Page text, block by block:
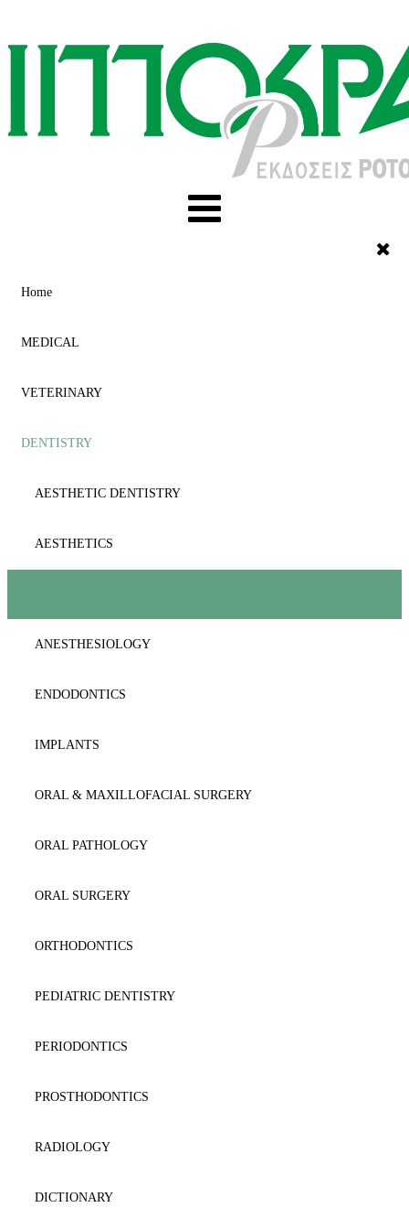
Home
MEDICAL
ACUPUNCTURE
AESTHETIC
ANAESTΗESIOLOGY
ANATOMY
BIOLOGY-GENETICS
BIOPATHOLOGY
CARDIOLOGY
CYTOLOGY-HISTOLOGY
DERMATOLOGY
DICTIONARY
DIET-DIABETES
ENDOCRINOLOGY
FORENSICS-TOXIKOLOGY
GASTROENTEROLOGY-HEPATOLOGY
GENERAL MEDICINE
GYNAECOLOGY/OBSTETRICS
VETERINARY
ANATOMY
ANESTHESIOLOGY
CARDIOLOGY
DENTISTRY
DERMATOLOGY
DICTIONARY
EMERGENCY
ENDOCRINOLOGY
EQUINE
EXOTIC
IMAGING
INFECTIOUS DISEASES
INTERNAL MEDICINE
LABORATORY
LARGE ANIMAL
DENTISTRY
AESTHETIC DENTISTRY
AESTHETICS
ANESTHESIOLOGY
ENDODONTICS
IMPLANTS
ORAL & MAXILLOFACIAL SURGERY
ORAL PATHOLOGY
ORAL SURGERY
ORTHODONTICS
PEDIATRIC DENTISTRY
PERIODONTICS
PROSTHODONTICS
RADIOLOGY
DICTIONARY